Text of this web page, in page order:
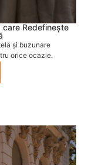
care Redefinește
și buzunare
orice ocazie.